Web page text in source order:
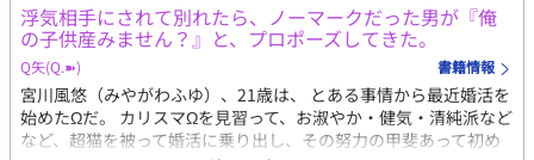
浮気相手にされて別れたら、ノーマークだった男が『俺
の子供産みません？』と、プロポーズしてきた。
Q矢(Q.➽) 書籍情報
宮川風悠（みやがわふゆ）、21歳は、 とある事情から最近婚活を
始めたΩだ。 カリスマΩを見習って、お淑やか・健気・清純派など
など、超猫を被って婚活に乗り出し、その努力の甲斐あって初め